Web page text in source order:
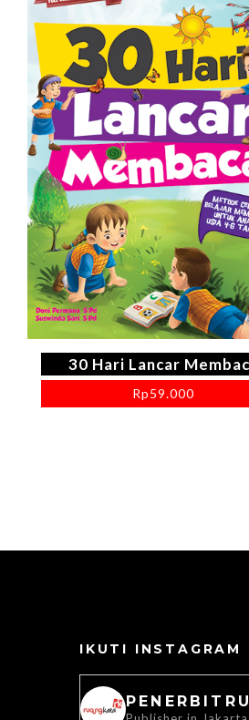
30 Hari Lancar
Rp59.000
IKUTI INSTAGRAM